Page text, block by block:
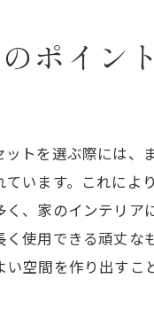
関係性
の設置術
ポジティブなエネ
との意義
感を高める方法
神棚の役割
ポイント
トを選ぶ際には、
います。これによ
、家のインテリ
使用できる頑丈な
空間を作り出すこ